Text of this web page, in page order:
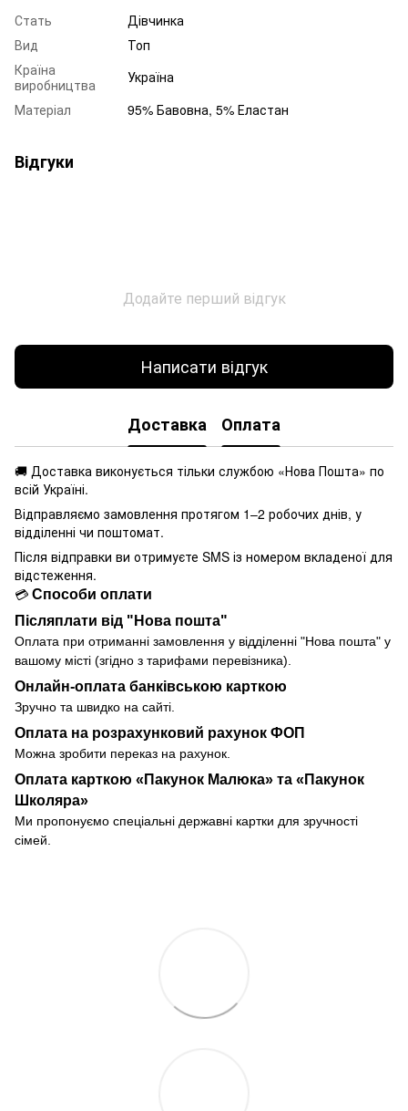
Стать
Дівчинка
Вид
Топ
Країна
виробництва
Україна
Матеріал
95% Бавовна, 5% Еластан
Відгуки
Додайте перший відгук
Написати відгук
Доставка Оплата
🚚 Доставка виконується тільки службою «Нова Пошта» по
всій Україні.
Відправляємо замовлення протягом 1–2 робочих днів, у
відділенні чи поштомат.
Після відправки ви отримуєте SMS із номером вкладеної для
відстеження.
💳 Способи оплати
Післяплати від "Нова пошта"
Оплата при отриманні замовлення у відділенні "Нова пошта" у
вашому місті (згідно з тарифами перевізника).
Онлайн-оплата банківською карткою
Зручно та швидко на сайті.
Оплата на розрахунковий рахунок ФОП
Можна зробити переказ на рахунок.
Оплата карткою «Пакунок Малюка» та «Пакунок
Школяра»
Ми пропонуємо спеціальні державні картки для зручності
сімей.